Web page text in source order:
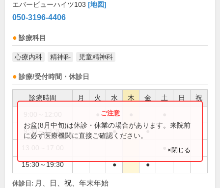
エバービューハイツ103 [地図]
050-3196-4406
診療科目
心療内科 精神科 児童精神科
診療/受付時間・休診日
診療時間 月 火 水 木 金 土 日 祝
9:30～13:30 ● ●
15:30～19:30 ● ●
お盆(8月中旬)は休診・休業の場合があります。来院前
に必ず医療機関に直接ご確認ください。
×閉じる
休診日: 月、日、祝、年末年始